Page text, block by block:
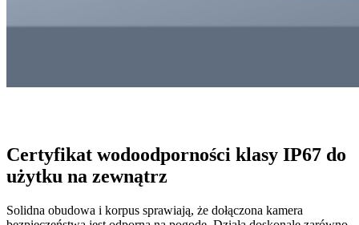
Certyfikat wodoodporności klasy IP67 do
użytku na zewnątrz
Solidna obudowa i korpus sprawiają, że dołączona kamera